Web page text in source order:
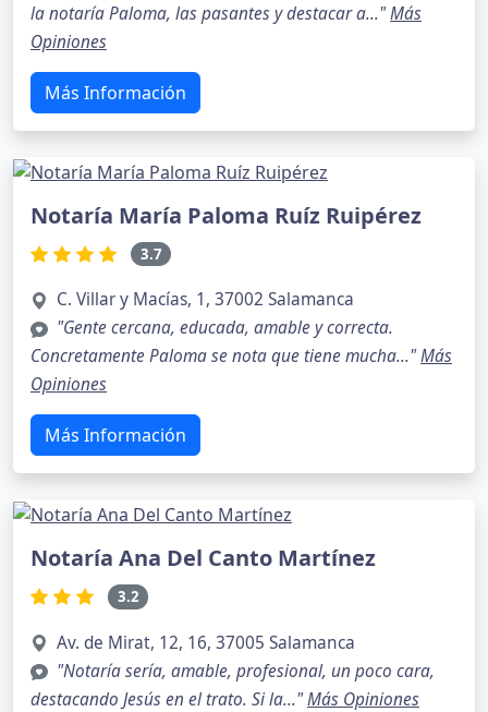
la notaría Paloma, las pasantes y destacar a..."Más
Opiniones
Más Información
Notaría María Paloma Ruíz Ruipérez
3.7
C. Villar y Macías, 1, 37002 Salamanca
"Gente cercana, educada, amable y correcta.
Concretamente Paloma se nota que tiene mucha..."Más
Opiniones
Más Información
Notaría Ana Del Canto Martínez
3.2
Av. de Mirat, 12, 16, 37005 Salamanca
"Notaría sería, amable, profesional, un poco cara,
destacando Jesús en el trato. Si la..."Más Opiniones